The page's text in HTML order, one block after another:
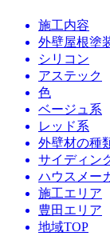
施工内容
外壁屋根塗
シリコン
アステック
色
ベージュ系
レッド系
外壁材の種
サイディン
ハウスメー
施工エリア
豊田エリア
地域TOP